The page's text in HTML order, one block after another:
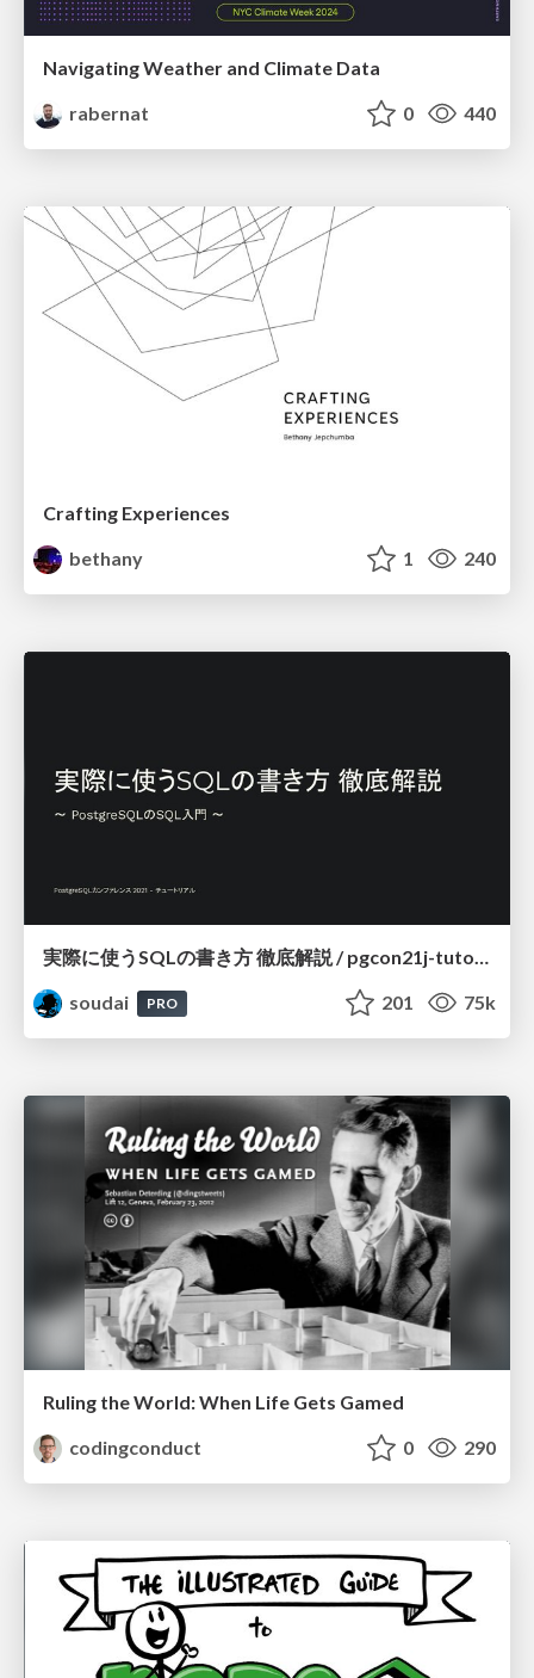
Navigating Weather and Climate Data
rabernat
0 440
Crafting Experiences
bethany
1 240
実際に使うSQLの書き方 徹底解説 / pgcon21j-tutorial
soudai
PRO 201 75k
Ruling the World: When Life Gets Gamed
codingconduct
0 290